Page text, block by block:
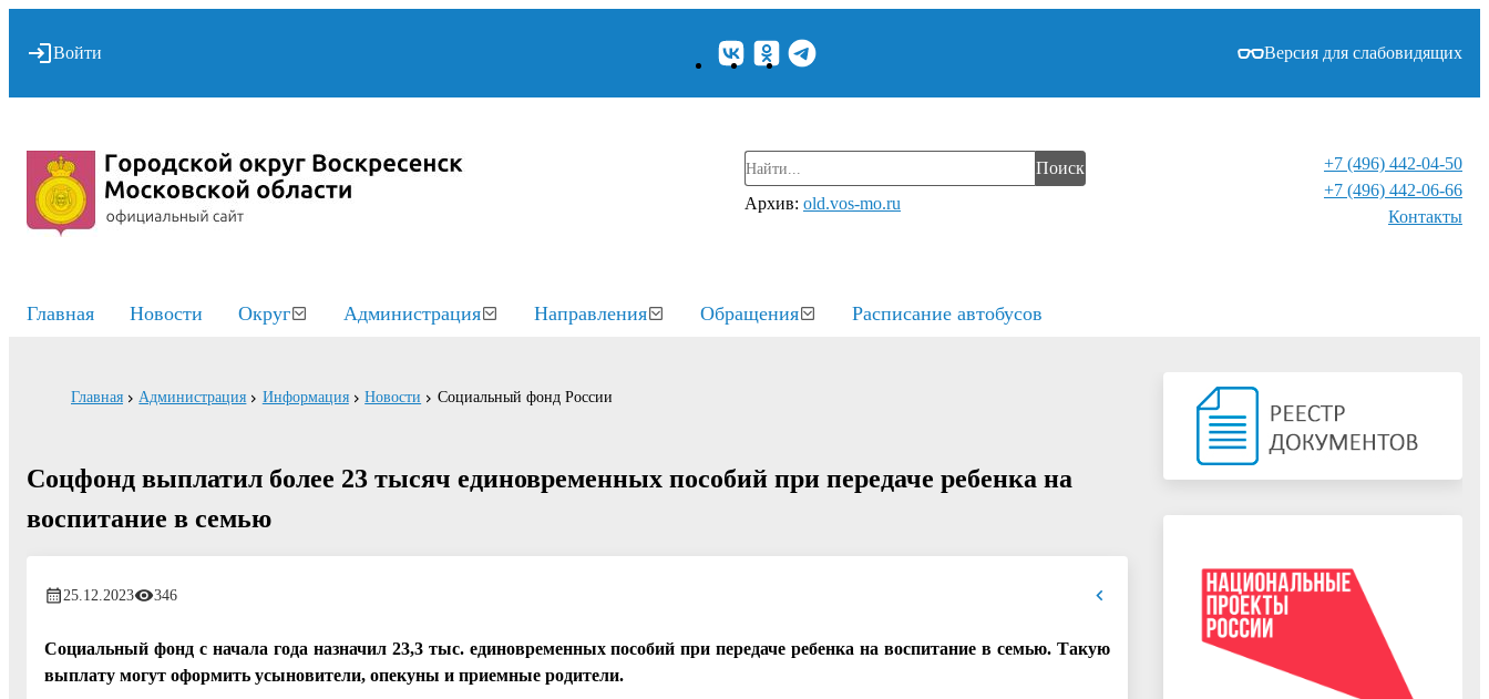
Войти Версия для слабовидящих
Поиск
Архив: old.vos-mo.ru
+7 (496) 442-04-50
+7 (496) 442-06-66
Контакты⁠
Главная Новости Округ Администрация Направления Обращения Расписание автобусов
Главная Администрация Информация Новости Социальный фонд России
Соцфонд выплатил более 23 тысяч единовременных пособий при передаче ребенка на
воспитание в семью
25.12.2023 346
Социальный фонд с начала года назначил 23,3 тыс. единовременных пособий при передаче ребенка на воспитание в семью. Такую
выплату могут оформить усыновители, опекуны и приемные родители.